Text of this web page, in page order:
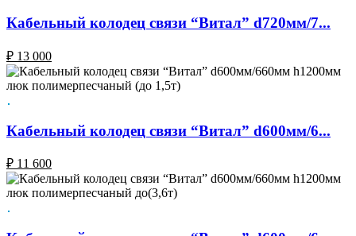
Кабельный колодец связи “Витал” d720мм/7...
₽ 13 000
Кабельный колодец связи “Витал” d600мм/6...
₽ 11 600